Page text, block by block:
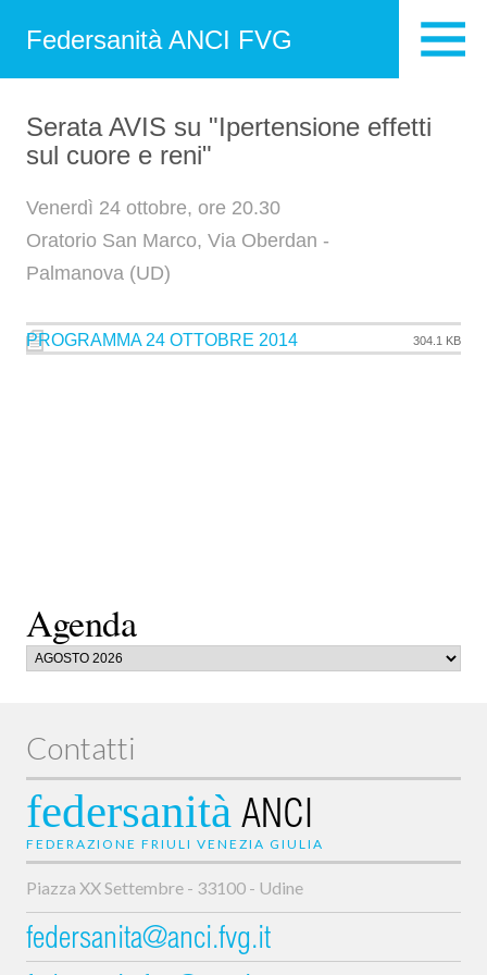
Federsanità ANCI FVG
Agenda
Serata AVIS su "Ipertensione effetti
sul cuore e reni"
Venerdì 24 ottobre, ore 20.30
Oratorio San Marco, Via Oberdan -
Palmanova (UD)
PROGRAMMA 24 OTTOBRE 2014 304.1 KB
Contatti
federsanità ANCI
FEDERAZIONE FRIULI VENEZIA GIULIA
Piazza XX Settembre - 33100 - Udine
federsanita@anci.fvg.it